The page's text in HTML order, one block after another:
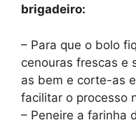
brigadeiro:
– Para que o bolo
cenouras frescas e
as bem e corte-as
facilitar o processo
– Peneire a farinha